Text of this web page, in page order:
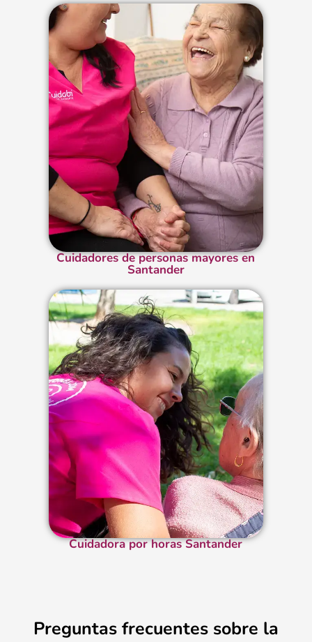
Cuidadores de personas mayores en
Santander
Cuidadora por horas Santander
Preguntas frecuentes sobre la